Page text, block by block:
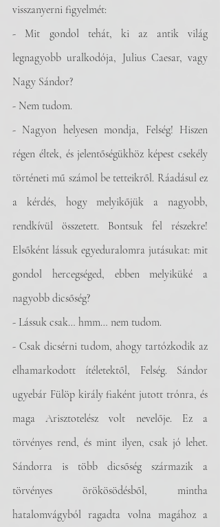
visszanyerni figyelmét:
- Mit gondol tehát, ki az antik világ
legnagyobb uralkodója, Julius Caesar, vagy
Nagy Sándor?
- Nem tudom.
- Nagyon helyesen mondja, Felség! Hiszen
régen éltek, és jelentőségükhöz képest csekély
történeti mű számol be tetteikről. Ráadásul ez
a kérdés, hogy melyikőjük a nagyobb,
rendkívül összetett. Bontsuk fel részekre!
Elsőként lássuk egyeduralomra jutásukat: mit
gondol hercegséged, ebben melyiküké a
nagyobb dicsőség?
- Lássuk csak… hmm… nem tudom.
- Csak dicsérni tudom, ahogy tartózkodik az
elhamarkodott ítéletektől, Felség. Sándor
ugyebár Fülöp király fiaként jutott trónra, és
maga Arisztotelész volt nevelője. Ez a
törvényes rend, és mint ilyen, csak jó lehet.
Sándorra is több dicsőség származik a
törvényes örökösödésből, mintha
hatalomvágyból ragadta volna magához a